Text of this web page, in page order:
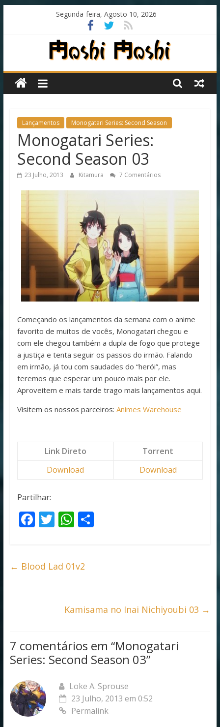
Segunda-feira, Agosto 10, 2026
Moshi
Moshi
Subs
fansub
diferente
todos
outros!
Lançamentos Monogatari Series: Second Season
Monogatari Series:
Second Season 03
23 Julho, 2013 Kitamura 7 Comentários
Começando os lançamentos da semana com o anime
favorito de muitos de vocês, Monogatari chegou e
com ele chegou também a dupla de fogo que protege
a justiça e tenta seguir os passos do irmão. Falando
em irmão, já tou com saudades do “herói”, mas
teremos que esperar um pouco mais por ele.
Aproveitem e mais tarde trago mais lançamentos aqui.
Visitem os nossos parceiros: Animes Warehouse
Link Direto
Torrent
Download
Download
Partilhar:
F
b
T
er
W
s
p
S
← Blood Lad 01v2
Kamisama no Inai Nichiyoubi 03 →
7 comentários em “Monogatari
Series: Second Season 03”
Loke A. Sprouse
23 Julho, 2013 em 0:52
Permalink